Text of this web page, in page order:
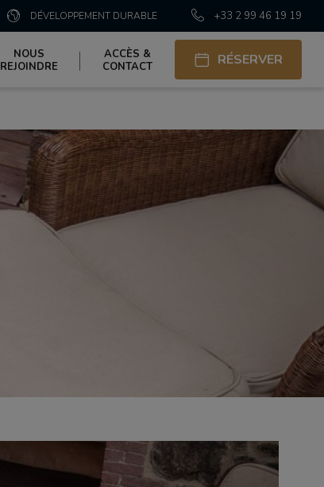
DÉVELOPPEMENT DURABLE +33 2 99 46 19 19
RÉSERVER
NOUS
REJOINDRE
ACCÈS &
CONTACT